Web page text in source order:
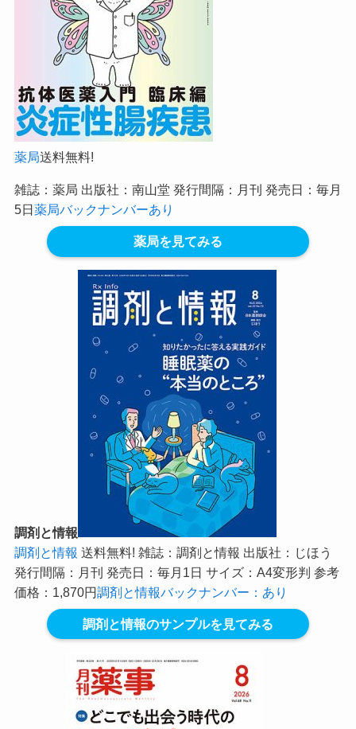
薬局送料無料!
雑誌：薬局 出版社：南山堂 発行間隔：月刊 発売日：毎月
5日 薬局バックナンバーあり
薬局を見てみる
調剤と情報
調剤と情報 送料無料! 雑誌：調剤と情報 出版社：じほう
発行間隔：月刊 発売日：毎月1日 サイズ：A4変形判 参考
価格：1,870円調剤と情報バックナンバー：あり
調剤と情報のサンプルを見てみる